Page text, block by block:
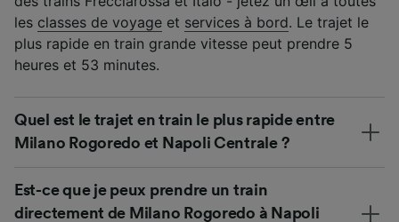
les classes de voyage et services à bord. Le trajet le
plus rapide en train grande vitesse peut prendre 5
heures et 53 minutes.
Quel est le trajet en train le plus rapide entre
Milano Rogoredo et Napoli Centrale ?
Est-ce que je peux prendre un train
directement de Milano Rogoredo à Napoli